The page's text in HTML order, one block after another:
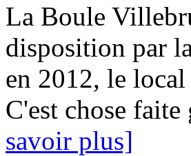
La Boule
disposition par
en 2012, le
C'est chose
savoir plus]